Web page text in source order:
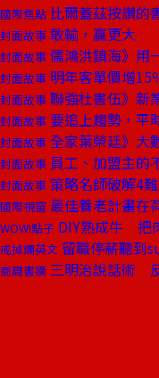
國際焦點 比爾蓋茲按讚
封面故事 敢輸，贏更大
封面故事 儒鴻洪鎮海》用
封面故事 明年客單價增15
封面故事 聯強杜書伍》新
封面故事 要追上趨勢，平
封面故事 全家葉榮廷》大
封面故事 員工、加盟主的
封面故事 策略名師破解4
國際視窗 最佳養老計畫在
WOW!點子 DIY熟成牛 把
戒掉爛英文 留職停薪聽到
商周書摘 三明治說話術